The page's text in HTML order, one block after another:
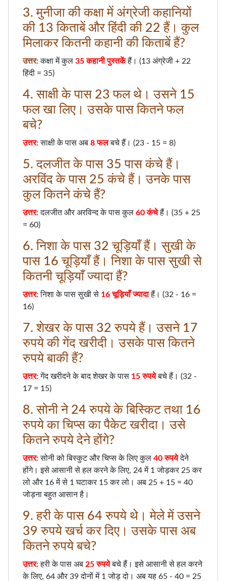
3. मुनीजा की कक्षा में अंग्रेजी कहानियों
की 13 किताबें और हिंदी की 22 हैं। कुल
मिलाकर कितनी कहानी की किताबें हैं?
उत्तर:कक्षा में कुल 35 कहानी पुस्तकेंहैं। (13 अंग्रेजी + 22
हिंदी = 35)
4. साक्षी के पास 23 फल थे। उसने 15
फल खा लिए। उसके पास कितने फल
बचे?
उत्तर:साक्षी के पास अब 8 फलबचे हैं। (23 - 15 = 8)
5. दलजीत के पास 35 पास कंचे हैं।
अरविंद के पास 25 कंचे हैं। उनके पास
कुल कितने कंचे हैं?
उत्तर:दलजीत और अरविन्द के पास कुल 60 कंचेहैं। (35 + 25
= 60)
6. निशा के पास 32 चूड़ियाँ हैं। सुखी के
पास 16 चूड़ियाँ हैं। निशा के पास सुखी से
कितनी चूड़ियाँ ज्यादा हैं?
उत्तर:निशा के पास सुखी से 16 चूड़ियाँ ज्यादाहैं। (32 - 16 =
16)
7. शेखर के पास 32 रुपये हैं। उसने 17
रुपये की गेंद खरीदी। उसके पास कितने
रुपये बाकी हैं?
उत्तर:गेंद खरीदने के बाद शेखर के पास 15 रुपयेबचे हैं। (32 -
17 = 15)
8. सोनी ने 24 रुपये के बिस्किट तथा 16
रुपये का चिप्स का पैकेट खरीदा। उसे
कितने रुपये देने होंगे?
उत्तर:सोनी को बिस्कुट और चिप्स के लिए कुल 40 रुपयेदेने
होंगे। इसे आसानी से हल करने के लिए, 24 में 1 जोड़कर 25 कर
लो और 16 में से 1 घटाकर 15 कर लो। अब 25 + 15 = 40
जोड़ना बहुत आसान है।
9. हरी के पास 64 रुपये थे। मेले में उसने
39 रुपये खर्च कर दिए। उसके पास अब
कितने रुपये बचे?
उत्तर:हरी के पास अब 25 रुपयेबचे हैं। इसे आसानी से हल करने
के लिए, 64 और 39 दोनों में 1 जोड़ दो। अब यह 65 - 40 = 25